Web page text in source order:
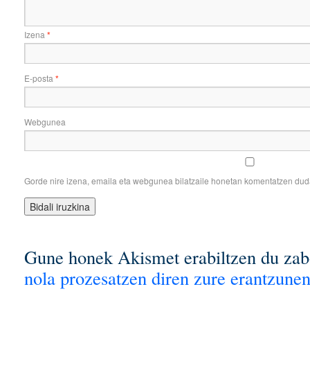
Izena *
E-posta *
Webgunea
Gorde nire izena, emaila eta webgunea bilatzaile honetan komentatzen
Gune honek Akismet erabiltzen du
nola prozesatzen diren zure